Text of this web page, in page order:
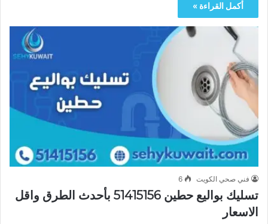
أكمل القراءة »
فني صحي الكويت 6
تسليك بواليع حطين 51415156 بأحدث الطرق واقل
الاسعار